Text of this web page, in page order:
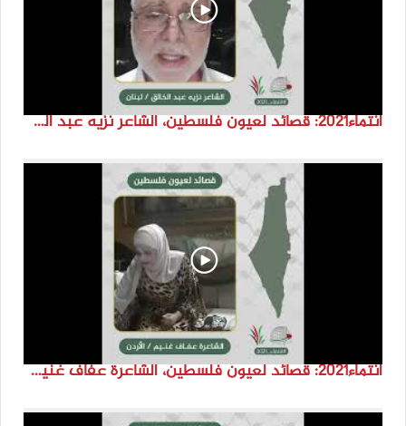
انتماء2021: قصائد لعيون فلسطين، الشاعر نزيه عبد الخالق، لبنان
انتماء2021: قصائد لعيون فلسطين، الشاعرة عفاف غنيم، الاردن